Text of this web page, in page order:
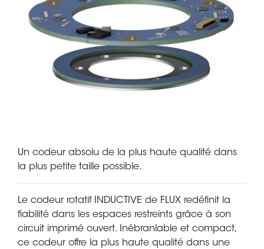
Un codeur absolu de la plus haute qualité dans
la plus petite taille possible.
Le codeur rotatif INDUCTIVE de FLUX redéfinit la
fiabilité dans les espaces restreints grâce à son
circuit imprimé ouvert. Inébranlable et compact,
ce codeur offre la plus haute qualité dans une